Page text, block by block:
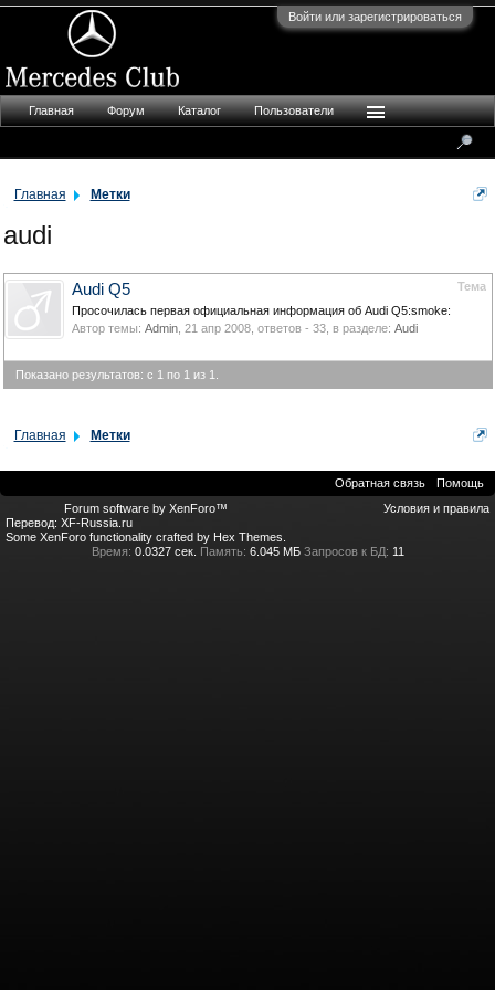
Войти или зарегистрироваться
Главная Метки
audi
Тема
Audi Q5
Просочилась первая официальная информация об Audi Q5:smoke:
Автор темы: Admin, 21 апр 2008, ответов - 33, в разделе: Audi
Показано результатов: с 1 по 1 из 1.
Главная Метки
Главная Форум Каталог Пользователи
Обратная связь
Помощь
Условия и правила
Forum software by XenForo™
Перевод: XF-Russia.ru
Some XenForo functionality crafted by Hex Themes
Время: 0.0327 сек. Память: 6.045 МБ Запросов к БД: 11